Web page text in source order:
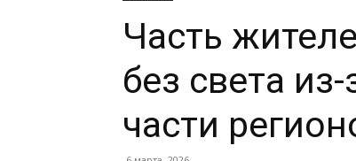
Часть
без света
части